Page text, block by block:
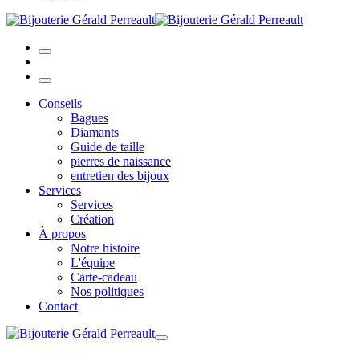
Conseils
Bagues
Diamants
Guide de taille
pierres de naissance
entretien des bijoux
Services
Services
Création
À propos
Notre histoire
L'équipe
Carte-cadeau
Nos politiques
Contact